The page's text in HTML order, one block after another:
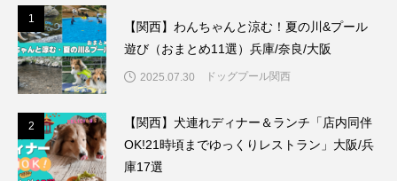
1
【関西】わんちゃんと涼む！夏の川&プール
遊び（おまとめ11選）兵庫/奈良/大阪
2025.07.30 ドッグプール関西
2
【関西】犬連れディナー＆ランチ「店内同伴
OK!21時頃までゆっくりレストラン」大阪/兵
庫17選